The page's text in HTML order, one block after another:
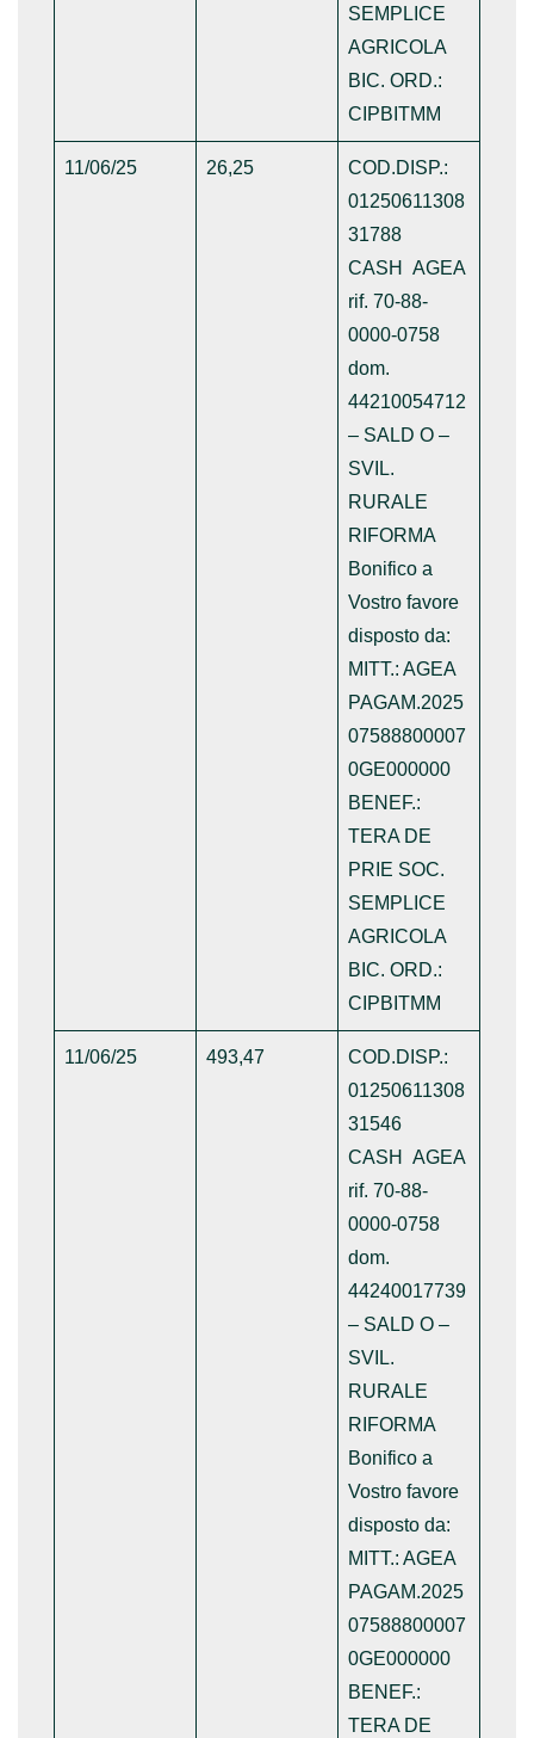
SEMPLICE
AGRICOLA
BIC. ORD.:
CIPBITMM
11/06/25 26,25
COD.DISP.:
01250611308
31788
CASH AGEA
rif. 70-88-
0000-0758
dom.
44210054712
– SALD O –
SVIL.
RURALE
RIFORMA
Bonifico a
Vostro favore
disposto da:
MITT.: AGEA
PAGAM.2025
07588800007
0GE000000
BENEF.:
TERA DE
PRIE SOC.
SEMPLICE
AGRICOLA
BIC. ORD.:
CIPBITMM
11/06/25 493,47
COD.DISP.:
01250611308
31546
CASH AGEA
rif. 70-88-
0000-0758
dom.
44240017739
– SALD O –
SVIL.
RURALE
RIFORMA
Bonifico a
Vostro favore
disposto da:
MITT.: AGEA
PAGAM.2025
07588800007
0GE000000
BENEF.:
TERA DE